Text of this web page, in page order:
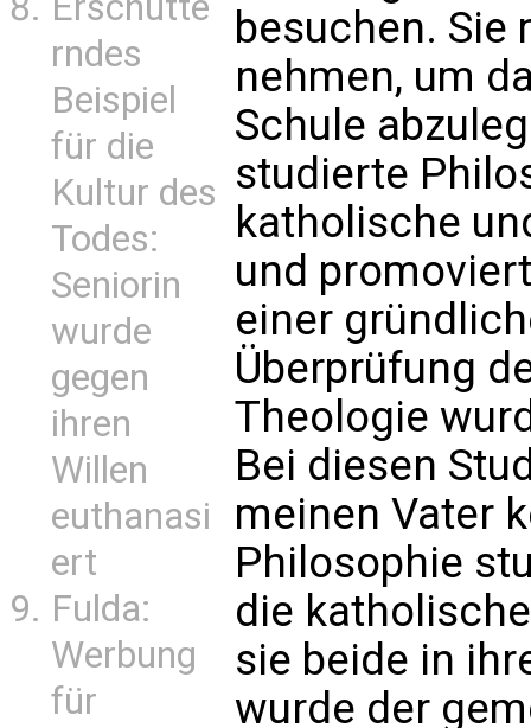
rndes
Beispiel
für die
Kultur des
Todes:
Seniorin
wurde
gegen
ihren
Willen
euthanasi
ert
Fulda:
Werbung
für
besuchen.
nehmen, um
Schule
studierte
katholische
und
einer
Überprüfung
Theologie
Bei diesen
meinen Vater
Philosophie
die
sie beide in
wurde der